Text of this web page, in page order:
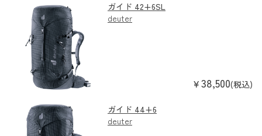
ガイド 42+6SL
deuter
￥38,500(税込)
ガイド 44+6
deuter